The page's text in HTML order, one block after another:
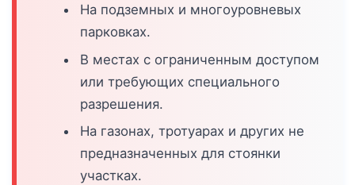
На подземных и многоуровневых
парковках.
В местах с ограниченным доступом
или требующих специального
разрешения.
На газонах, тротуарах и других не
предназначенных для стоянки
участках.